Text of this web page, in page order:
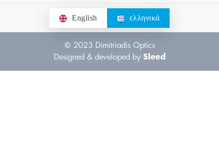
English ελληνικά
© 2023 Dimitriadis Optics
Designed & developed by Sleed